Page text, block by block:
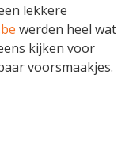
lekkere
werden heel wat
kijken voor
voorsmaakjes.